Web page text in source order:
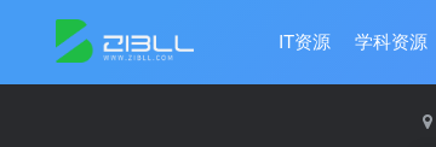
IT资源 学科资源